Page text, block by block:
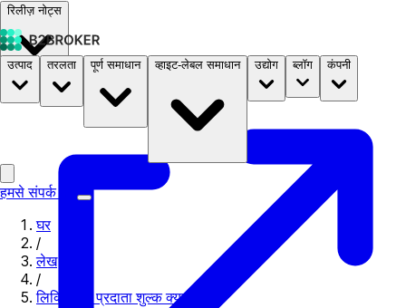
रिलीज़ नोट्स
दस्तावेज़ मूल्य निर्धारणB2STORE
उत्पाद तरलता पूर्ण समाधान व्हाइट-लेबल समाधान उद्योग ब्लॉग कंपनी
हमसे संपर्क करें
घर
/
लेख
/
लिक्विडिटी प्रदाता शुल्क क्या है?